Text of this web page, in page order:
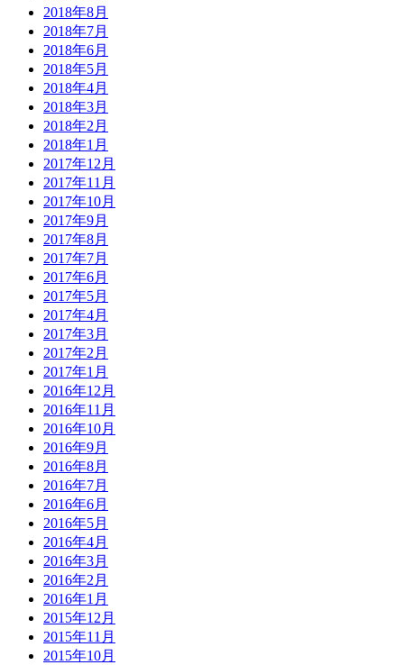
2018年8月
2018年7月
2018年6月
2018年5月
2018年4月
2018年3月
2018年2月
2018年1月
2017年12月
2017年11月
2017年10月
2017年9月
2017年8月
2017年7月
2017年6月
2017年5月
2017年4月
2017年3月
2017年2月
2017年1月
2016年12月
2016年11月
2016年10月
2016年9月
2016年8月
2016年7月
2016年6月
2016年5月
2016年4月
2016年3月
2016年2月
2016年1月
2015年12月
2015年11月
2015年10月